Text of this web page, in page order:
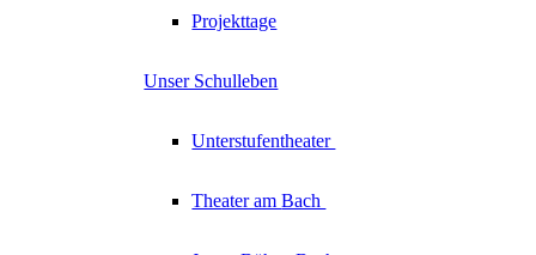
Projekttage
Unser Schulleben
Unterstufentheater
Theater amBach